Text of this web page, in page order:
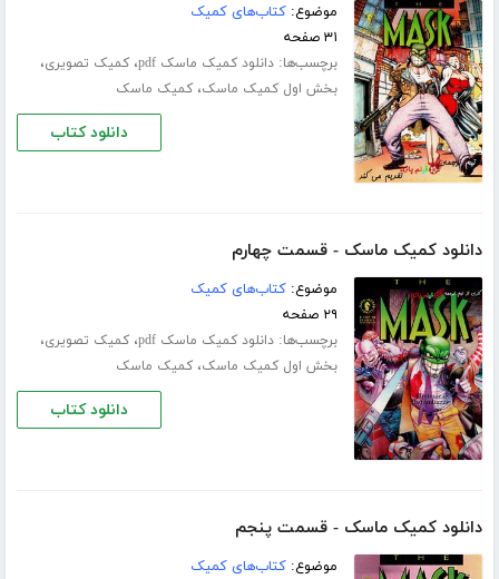
موضوع:کتاب‌های کمیک
۳۱ صفحه
برچسب‌ها:دانلود کمیک ماسک pdf ،کمیک تصویری،
بخش اول کمیک ماسک،کمیک ماسک
دانلود کتاب
دانلود کمیک ماسک - قسمت چهارم
موضوع:کتاب‌های کمیک
۲۹ صفحه
برچسب‌ها:دانلود کمیک ماسک pdf ،کمیک تصویری،
بخش اول کمیک ماسک،کمیک ماسک
دانلود کتاب
دانلود کمیک ماسک - قسمت پنجم
موضوع:کتاب‌های کمیک